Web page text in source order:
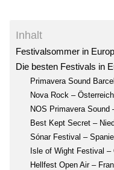
Inhalt
Festivalsommer in
Die besten Festivals in
Primavera Sound
Nova Rock – Österreich
NOS Primavera Sound
Best Kept Secret –
Sónar Festival –
Isle of Wight Festival –
Hellfest Open Air –